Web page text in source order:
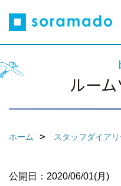
ルー
ホーム スタッフダイアリ
公開日：2020/06/01(月)